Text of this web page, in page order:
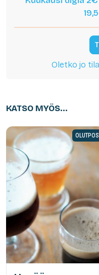
Oletko jo
KATSO MYÖS...